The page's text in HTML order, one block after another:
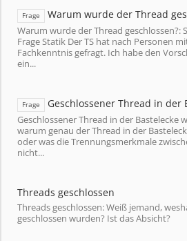
Frage Warum wurde der Thread
Warum wurde der Thread geschlossen?:
Frage Statik Der TS hat nach Personen
Fachkenntnis gefragt. Ich habe den
ein...
Frage Geschlossener Thread in der
Geschlossener Thread in der Bastelecke
warum genau der Thread in der
oder was die Trennungsmerkmale
nicht...
Threads geschlossen
Threads geschlossen: Weiß jemand,
geschlossen wurden? Ist das Absicht?